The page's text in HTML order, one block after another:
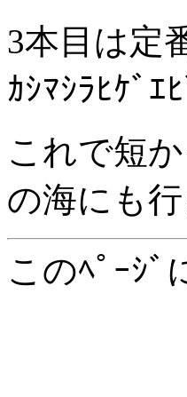
3本目は定
ｶｼﾏｼﾗﾋｹﾞ
これで短
の海にも
このﾍﾟｰｼﾞ